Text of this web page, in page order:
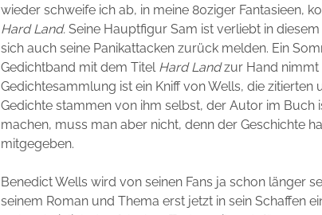
wieder schweife ich ab, in meine 80ziger Fantasieen,
Hard Land.Seine Hauptfigur Sam ist verliebt in
sich auch seine Panikattacken zurück melden. Ein
Gedichtband mit dem Titel Hard Landzur Hand nimmt
Gedichtesammlung ist ein Kniff von Wells, die zitierten
Gedichte stammen von ihm selbst, der Autor im Buch
machen, muss man aber nicht, denn der Geschichte
mitgegeben.
Benedict Wells wird von seinen Fans ja schon länger
seinem Roman und Thema erst jetzt in sein Schaffen